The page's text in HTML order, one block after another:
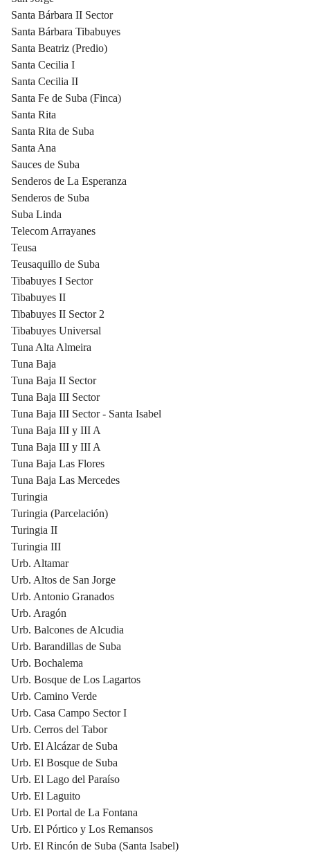
Santa Bárbara II Sector
Santa Bárbara Tibabuyes
Santa Beatriz (Predio)
Santa Cecilia I
Santa Cecilia II
Santa Fe de Suba (Finca)
Santa Rita
Santa Rita de Suba
Santa Ana
Sauces de Suba
Senderos de La Esperanza
Senderos de Suba
Suba Linda
Telecom Arrayanes
Teusa
Teusaquillo de Suba
Tibabuyes I Sector
Tibabuyes II
Tibabuyes II Sector 2
Tibabuyes Universal
Tuna Alta Almeira
Tuna Baja
Tuna Baja II Sector
Tuna Baja III Sector
Tuna Baja III Sector - Santa Isabel
Tuna Baja III y III A
Tuna Baja III y III A
Tuna Baja Las Flores
Tuna Baja Las Mercedes
Turingia
Turingia (Parcelación)
Turingia II
Turingia III
Urb. Altamar
Urb. Altos de San Jorge
Urb. Antonio Granados
Urb. Aragón
Urb. Balcones de Alcudia
Urb. Barandillas de Suba
Urb. Bochalema
Urb. Bosque de Los Lagartos
Urb. Camino Verde
Urb. Casa Campo Sector I
Urb. Cerros del Tabor
Urb. El Alcázar de Suba
Urb. El Bosque de Suba
Urb. El Lago del Paraíso
Urb. El Laguito
Urb. El Portal de La Fontana
Urb. El Pórtico y Los Remansos
Urb. El Rincón de Suba (Santa Isabel)